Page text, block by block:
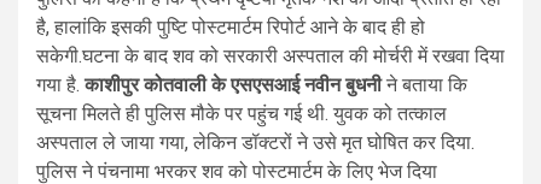
है, हालांकि इसकी पुष्टि पोस्टमार्टम रिपोर्ट आने के बाद ही हो
सकेगी.घटना के बाद शव को सरकारी अस्पताल की मोर्चरी में रखवा दिया
गया है.काशीपुर कोतवाली के एसएसआई नवीन बुधनीने बताया कि
सूचना मिलते ही पुलिस मौके पर पहुंच गई थी. युवक को तत्काल
अस्पताल ले जाया गया, लेकिन डॉक्टरों ने उसे मृत घोषित कर दिया.
पुलिस ने पंचनामा भरकर शव को पोस्टमार्टम के लिए भेज दिया